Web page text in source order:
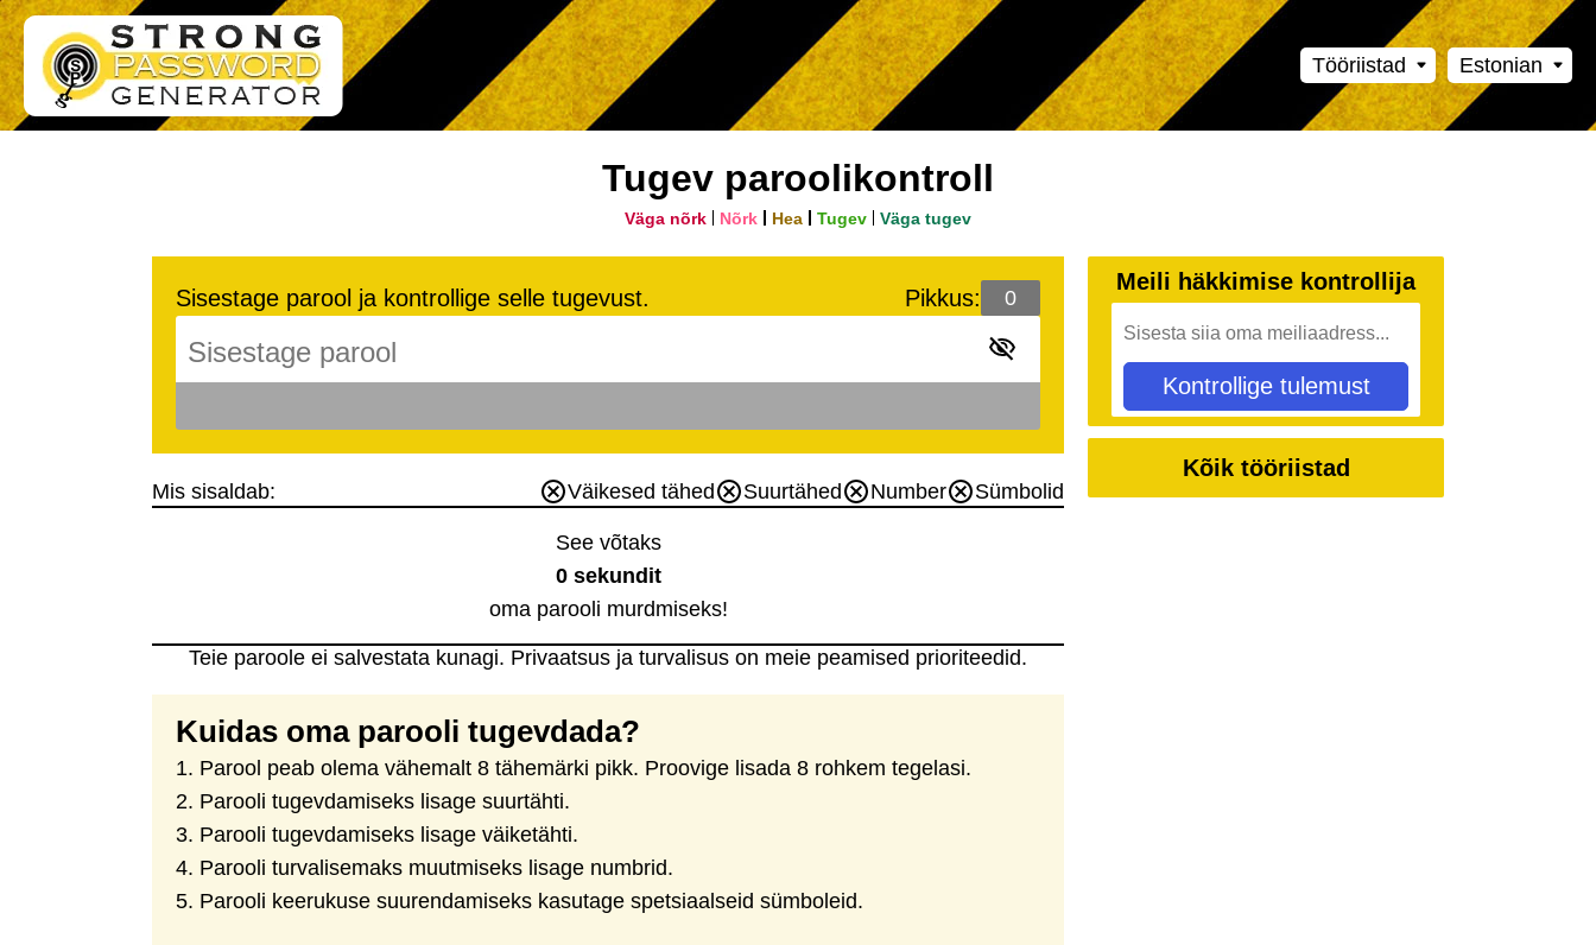
Tööriistad Estonian
Tugev paroolikontroll
Väga nõrk Nõrk Hea Tugev Väga tugev
Sisestage parool ja kontrollige selle tugevust. Pikkus:
Mis sisaldab: Väikesed tähed Suurtähed Number Sümbolid
See võtaks
0 sekundit
oma parooli murdmiseks!
Teie paroole ei salvestata kunagi. Privaatsus ja turvalisus on meie peamised prioriteedid.
Kuidas oma parooli tugevdada?
Parool peab olema vähemalt 8 tähemärki pikk. Proovige lisada 8 rohkem tegelasi.
Parooli tugevdamiseks lisage suurtähti.
Parooli tugevdamiseks lisage väiketähti.
Parooli turvalisemaks muutmiseks lisage numbrid.
Parooli keerukuse suurendamiseks kasutage spetsiaalseid sümboleid.
Meili häkkimise kontrollija
Kontrollige tulemust
Kõik tööriistad